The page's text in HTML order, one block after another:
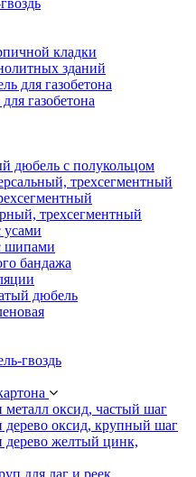
кладки
зданий
для газобетона
газобетона
дюбель с полукольцом
трехсегментный
трехсегментный
усами
шипами
бандажа
дюбель
гвоздь
металл оксид, частый шаг
дерево оксид, крупный шаг
дерево желтый цинк,
для лаг и реек